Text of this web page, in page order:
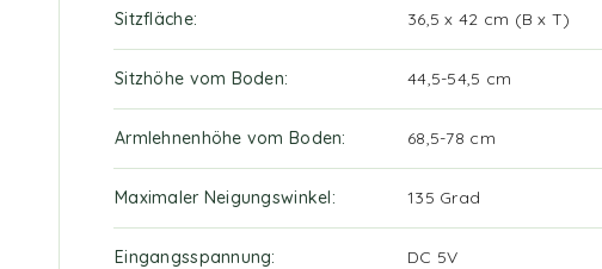
Sitzfläche 36,5 x 42 cm (B x T)
Sitzhöhe vom Boden 44,5-54,5 cm
Armlehnenhöhe vom Boden 68,5-78 cm
Maximaler Neigungswinkel 135 Grad
Eingangsspannung DC 5V